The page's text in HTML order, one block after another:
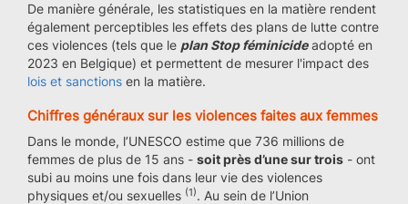
De manière générale, les statistiques en la matière rendent
également perceptibles les effets des plans de lutte contre
ces violences (tels que le plan Stop féminicideadopté en
2023 en Belgique) et permettent de mesurer l'impact des
lois et sanctions en la matière.
Chiffres généraux sur les violences faites aux femmes
Dans le monde, l’UNESCO estime que 736 millions de
femmes de plus de 15 ans - soit près d’une sur trois - ont
subi au moins une fois dans leur vie des violences
physiques et/ou sexuelles (1). Au sein de l’Union